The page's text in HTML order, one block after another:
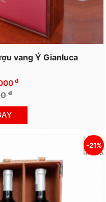
vang Ý Gianluca
đ
đ
-21%